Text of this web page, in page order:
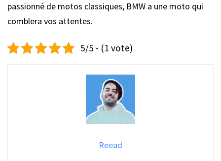
passionné de motos classiques, BMW a une moto qui
comblera vos attentes.
5/5 - (1 vote)
Reead